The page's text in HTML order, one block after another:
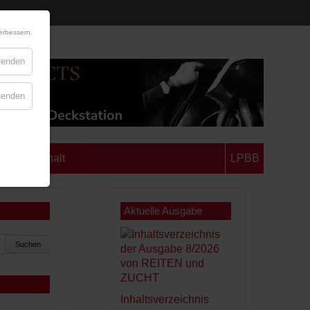
Anhalt LPBB
Suchen
Aktuelle Ausgabe
Inhaltsverzeichnis